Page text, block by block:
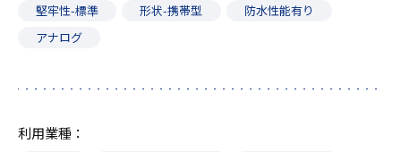
堅牢性-標準
形状-携帯型
防水性能有り
アナログ
利用業種